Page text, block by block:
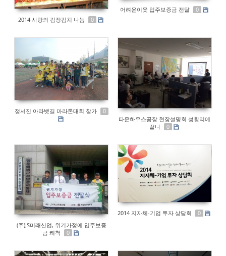
2014 사랑의 김장김치 나눔 0
어려운이웃 입주보증금 전달 0
정서진 아라뱃길 마라톤대회 참가 0
타운하우스공장 현장설명회 성황리에
끝나
0
(주)JS미래산업, 위기가정에 입주보증
금 쾌척
0
2014 지자체-기업 투자 상담회 0